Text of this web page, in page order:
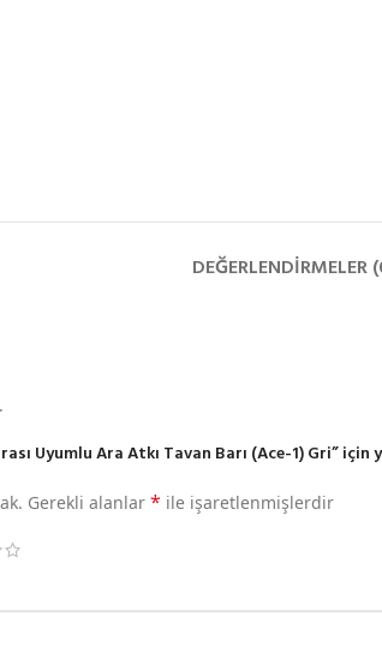
DEĞERLENDIRMELER
Uyumlu Ara Atkı Tavan Barı (Ace-1) Gri”
Gerekli alanlar * ile işaretlenmişlerdir